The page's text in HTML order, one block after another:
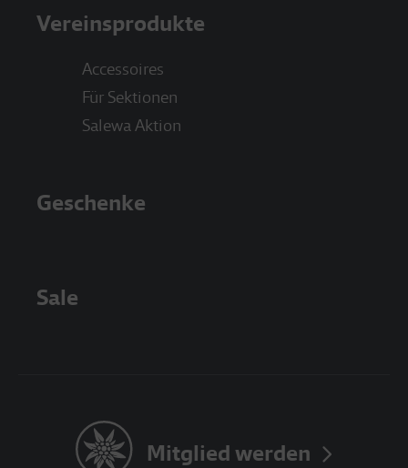
Vereinsprodukte
Accessoires
Für Sektionen
Salewa Aktion
Geschenke
Sale
Mitglied werden